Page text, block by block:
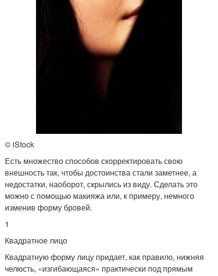
© iStock
Есть множество способов скорректировать свою
внешность так, чтобы достоинства стали заметнее, а
недостатки, наоборот, скрылись из виду. Сделать это
можно с помощью макияжа или, к примеру, немного
изменив форму бровей.
1
Квадратное лицо
Квадратную форму лицу придает, как правило, нижняя
челюсть, «изгибающаяся» практически под прямым